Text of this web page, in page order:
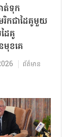
ត់ទុក
រិកជាដៃគូមួយ
ៃគូ
ខគេ
ព័ត៌មាន